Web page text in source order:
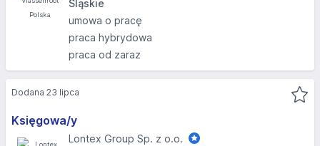
Śląskie
umowa o pracę
praca hybrydowa
praca od zaraz
Księgowa/y
Lontex Group Sp. z o.o.
Dodana 23 lipca